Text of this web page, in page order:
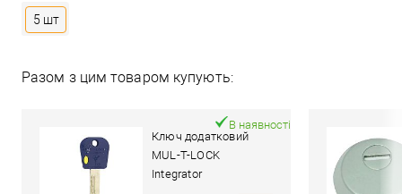
5 шт
Разом з цим товаром купують:
Ключ додатковий
MUL-T-LOCK
Integrator
В наявності